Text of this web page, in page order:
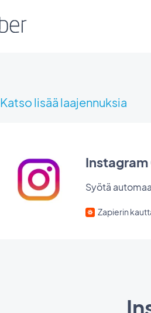
Katso lisää laajennuksia
Syötä
Zapierin